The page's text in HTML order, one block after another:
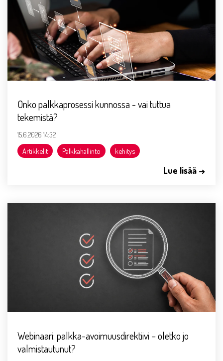
Onko palkkaprosessi kunnossa - vai tuttua
tekemistä?
15.6.2026 14:32
Artikkelit Palkkahallinto kehitys
Lue lisää →
Webinaari: palkka-avoimuusdirektiivi – oletko jo
valmistautunut?